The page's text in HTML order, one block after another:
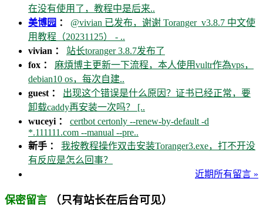
在没有使用了，教程中是后来..
美博园 ： @vivian 已发布，谢谢 Toranger_v3.8.7 中文使
用教程（20231125） - ..
vivian ： 站长toranger 3.8.7发布了
fox ： 麻煩博主更新一下流程，本人使用vultr作為vps，
debian10 os，每次自建..
guest ： 出现这个错误是什么原因？证书已经正常，要
卸载caddy再安装一次吗？ [..
wuceyi ： certbot certonly --renew-by-default -d
*.111111.com --manual --pre..
新手 ： 我按教程操作双击安装Toranger3.exe，打不开没
有反应是怎么回事？
近期所有留言 »
保密留言 （只有站长在后台可见）